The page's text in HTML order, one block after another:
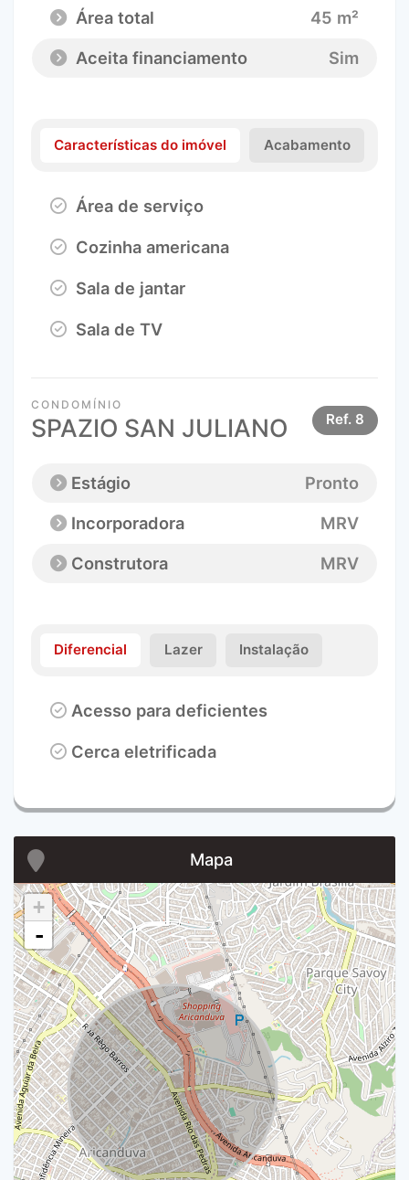
Área total
45 m²
Aceita financiamento
Sim
Características do imóvel Acabamento
Área de serviço
Cozinha americana
Sala de jantar
Sala de TV
CONDOMÍNIO
SPAZIO SAN JULIANO Ref. 8
Estágio
Pronto
Incorporadora
MRV
Construtora
MRV
Diferencial Lazer Instalação
Acesso para deficientes
Cerca eletrificada
Mapa
+
-